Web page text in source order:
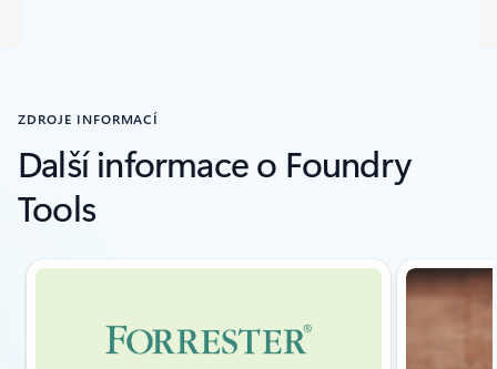
ZDROJE INFORMACÍ
Další informace o Foundry
Tools
Zobrazuje se snímek 1 z 4